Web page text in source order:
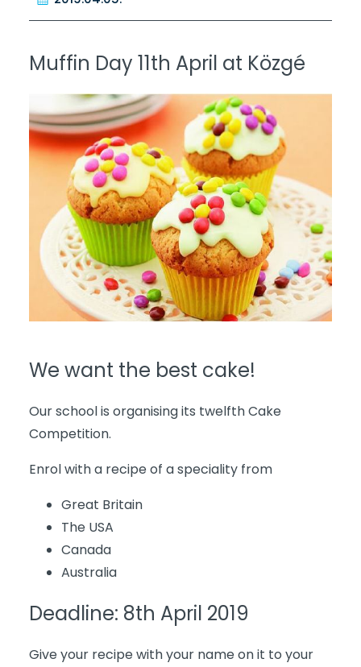
Muffin Day 11th April at Közgé
We want the best cake!
Our school is organising its twelfth Cake
Competition.
Enrol with a recipe of a speciality from
Great Britain
The USA
Canada
Australia
Deadline: 8th April 2019
Give your recipe with your name on it to your